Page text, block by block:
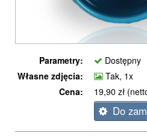
Parametry:
Dostępny
Własne zdjęcia:
Tak, 1x
Cena:
19,90 zł
Do